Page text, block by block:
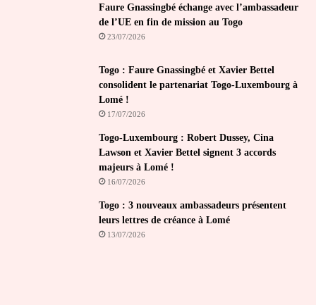
Faure Gnassingbé échange avec l’ambassadeur
de l’UE en fin de mission au Togo
23/07/2026
Togo : Faure Gnassingbé et Xavier Bettel
consolident le partenariat Togo-Luxembourg à
Lomé !
17/07/2026
Togo-Luxembourg : Robert Dussey, Cina
Lawson et Xavier Bettel signent 3 accords
majeurs à Lomé !
16/07/2026
Togo : 3 nouveaux ambassadeurs présentent
leurs lettres de créance à Lomé
13/07/2026